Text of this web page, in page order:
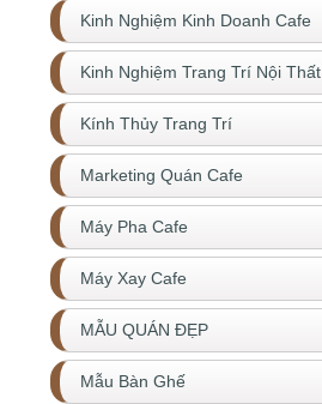
Kinh Nghiệm Kinh Doanh Cafe
Kinh Nghiệm Trang Trí Nội Thất
Kính Thủy Trang Trí
Marketing Quán Cafe
Máy Pha Cafe
Máy Xay Cafe
MẪU QUÁN ĐẸP
Mẫu Bàn Ghế